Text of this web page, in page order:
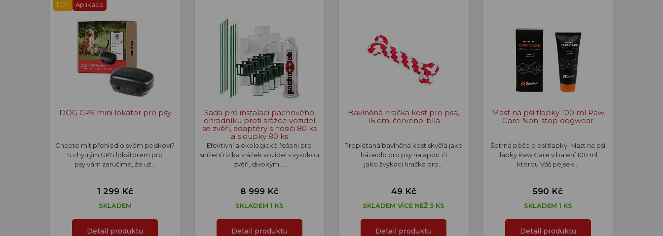
TOP Aplikace
DOG GPS mini lokátor pro psy
Chcete mít přehled o svém pejskovi?
S chytrým GPS lokátorem pro
psy vám zaručíme, že už…
1 299 Kč
SKLADEM
Detail produktu
Sada pro instalaci pachového
ohradníku proti srážce vozidel
se zvěří, adaptéry s nosiči 80 ks
a sloupky 80 ks
Efektivní a ekologické řešení pro
snížení rizika srážek vozidel s vysokou
zvěří, divokými…
8 999 Kč
SKLADEM 1 KS
Detail produktu
Bavlněná hračka kost pro psa,
16 cm, červeno-bílá
Proplétaná bavlněná kost skvělá jako
házedlo pro psy na aport či
jako žvýkací hračka pro…
49 Kč
SKLADEM VÍCE NEŽ 5 KS
Detail produktu
Mast na psí tlapky 100 ml Paw
Care Non-stop dogwear
Šetrná péče o psí tlapky. Mast na psí
tlapky Paw Care v balení 100 ml,
kterou Váš pejsek…
590 Kč
SKLADEM 1 KS
Detail produktu